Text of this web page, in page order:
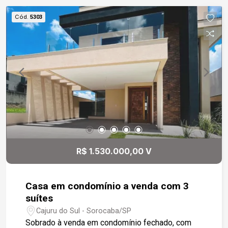
Área gourmet com churrasqueira e fechadura
digital, Persianas integradas e automatizadas
(suíte máster e suíte 2), Projeto luminotécnico
em LED, Portas da Pormade.
Cód. 5303
R$ 1.530.000,00 V
Casa em condomínio a venda com 3
suítes
Cajuru do Sul - Sorocaba/SP
Sobrado à venda em condomínio fechado, com